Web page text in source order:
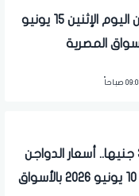
أسعار الدواجن اليوم الإثنين 15 يونيو
الشيش بـ343 جنيها.. أسعار الدواجن